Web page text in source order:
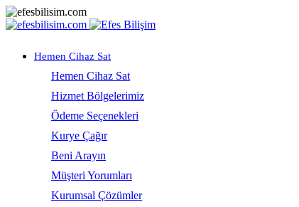
Hemen Cihaz Sat
Hemen Cihaz Sat
Hizmet Bölgelerimiz
Ödeme Seçenekleri
Kurye Çağır
Beni Arayın
Müşteri Yorumları
Kurumsal Çözümler